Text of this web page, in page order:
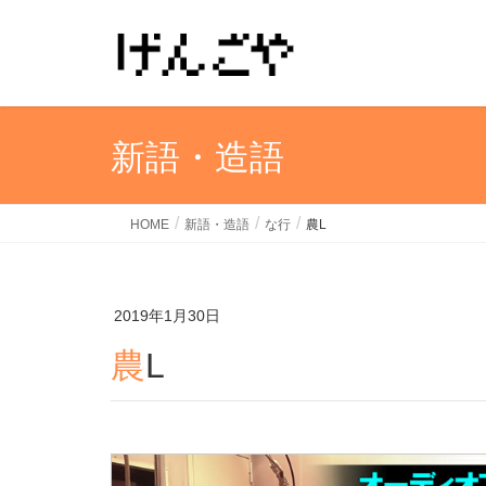
新語・造語
HOME 新語・造語 な行 農L
2019年1月30日
農L